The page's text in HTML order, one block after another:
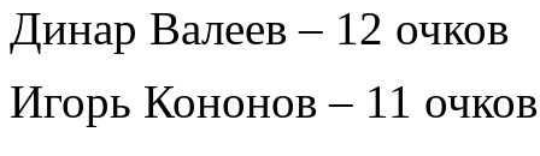
Динар Валеев – 12 очков
Игорь Кононов – 11 очков